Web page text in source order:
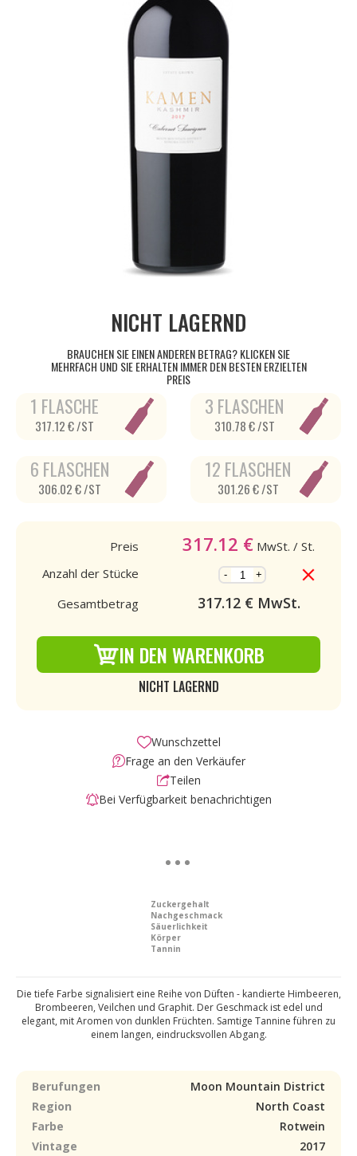
NICHT LAGERND
BRAUCHEN SIE EINEN ANDEREN BETRAG? KLICKEN SIE
MEHRFACH UND SIE ERHALTEN IMMER DEN BESTEN ERZIELTEN
PREIS
1 FLASCHE
317.12 € /ST
3 FLASCHEN
310.78 € /ST
6 FLASCHEN
306.02 € /ST
12 FLASCHEN
301.26 € /ST
Preis 317.12 € MwSt. / St.
Anzahl der Stücke
- +
Gesamtbetrag 317.12€ MwSt.
IN DEN WARENKORB
NICHT LAGERND
Wunschzettel
Frage an den Verkäufer
Teilen
Bei Verfügbarkeit benachrichtigen
Zuckergehalt
Nachgeschmack
Säuerlichkeit
Körper
Tannin
Die tiefe Farbe signalisiert eine Reihe von Düften - kandierte Himbeeren,
Brombeeren, Veilchen und Graphit. Der Geschmack ist edel und
elegant, mit Aromen von dunklen Früchten. Samtige Tannine führen zu
einem langen, eindrucksvollen Abgang.
Berufungen
Moon Mountain District
Region
North Coast
Farbe
Rotwein
Vintage
2017